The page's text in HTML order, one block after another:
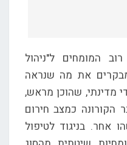
המומחים ל"ניהול
את מה שנראה
מדינתי, שהוכן מראש,
כמצב חירום
אחר. בניגוד לטיפול